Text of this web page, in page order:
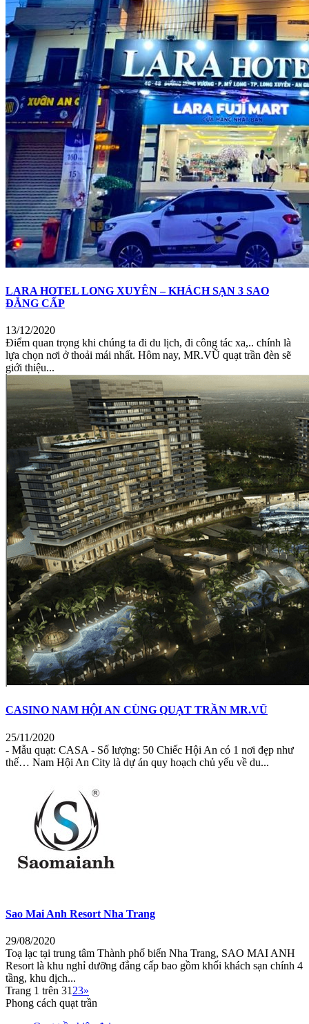
LARA HOTEL LONG XUYÊN – KHÁCH SẠN 3 SAO
ĐẲNG CẤP
13/12/2020
Điểm quan trọng khi chúng ta đi du lịch, đi công tác xa,.. chính là
lựa chọn nơi ở thoải mái nhất. Hôm nay, MR.VŨ quạt trần đèn sẽ
giới thiệu...
CASINO NAM HỘI AN CÙNG QUẠT TRẦN MR.VŨ
25/11/2020
- Mẫu quạt: CASA - Số lượng: 50 Chiếc Hội An có 1 nơi đẹp như
thế… Nam Hội An City là dự án quy hoạch chủ yếu về du...
Sao Mai Anh Resort Nha Trang
29/08/2020
Toạ lạc tại trung tâm Thành phố biển Nha Trang, SAO MAI ANH
Resort là khu nghỉ dưỡng đẳng cấp bao gồm khối khách sạn chính 4
tầng, khu dịch...
Trang 1 trên 31 23»
Phong cách quạt trần